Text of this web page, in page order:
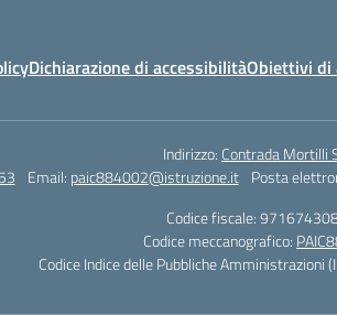
Dichiarazione di accessibilitàObiettivi di
Indirizzo: Contrada Mortilli
Email: paic884002@istruzione.it Posta
Codice fiscale:
Codice meccanografico:
Codice Indice delle Pubbliche Amministrazioni